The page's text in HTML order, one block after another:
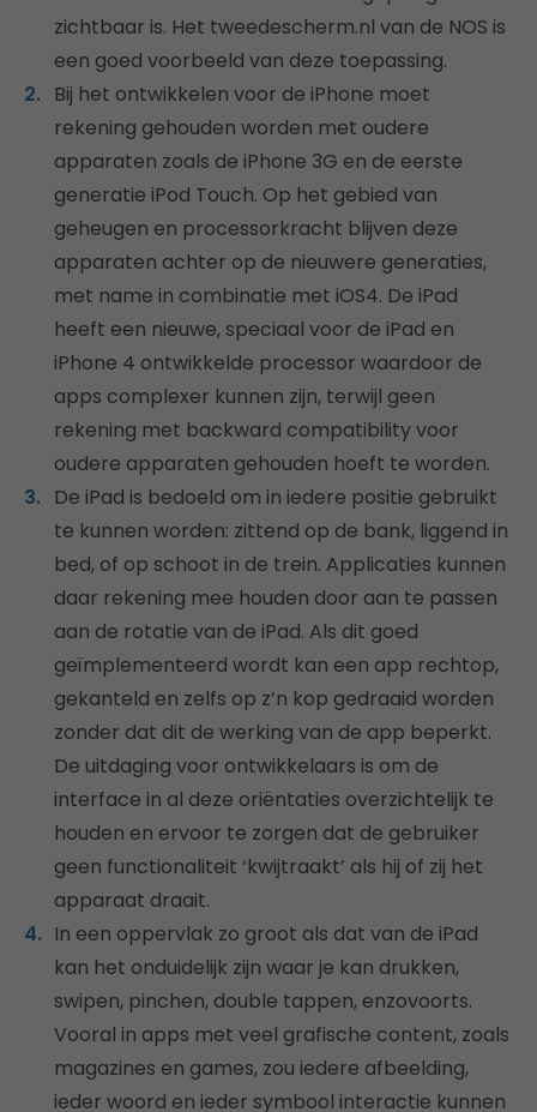
zichtbaar is. Het tweedescherm.nl van de NOS is
een goed voorbeeld van deze toepassing.
Bij het ontwikkelen voor de iPhone moet
rekening gehouden worden met oudere
apparaten zoals de iPhone 3G en de eerste
generatie iPod Touch. Op het gebied van
geheugen en processorkracht blijven deze
apparaten achter op de nieuwere generaties,
met name in combinatie met iOS4. De iPad
heeft een nieuwe, speciaal voor de iPad en
iPhone 4 ontwikkelde processor waardoor de
apps complexer kunnen zijn, terwijl geen
rekening met backward compatibility voor
oudere apparaten gehouden hoeft te worden.
De iPad is bedoeld om in iedere positie gebruikt
te kunnen worden: zittend op de bank, liggend in
bed, of op schoot in de trein. Applicaties kunnen
daar rekening mee houden door aan te passen
aan de rotatie van de iPad. Als dit goed
geïmplementeerd wordt kan een app rechtop,
gekanteld en zelfs op z’n kop gedraaid worden
zonder dat dit de werking van de app beperkt.
De uitdaging voor ontwikkelaars is om de
interface in al deze oriëntaties overzichtelijk te
houden en ervoor te zorgen dat de gebruiker
geen functionaliteit ‘kwijtraakt’ als hij of zij het
apparaat draait.
In een oppervlak zo groot als dat van de iPad
kan het onduidelijk zijn waar je kan drukken,
swipen, pinchen, double tappen, enzovoorts.
Vooral in apps met veel grafische content, zoals
magazines en games, zou iedere afbeelding,
ieder woord en ieder symbool interactie kunnen